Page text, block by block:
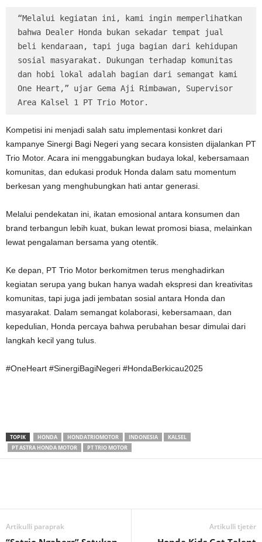
“Melalui kegiatan ini, kami ingin memperlihatkan
bahwa Dealer Honda bukan sekadar tempat jual
beli kendaraan, tapi juga bagian dari kehidupan
sosial masyarakat. Dukungan terhadap komunitas
dan hobi lokal adalah bagian dari semangat kami
One Heart,” ujar Gema Aji Rimbawan, Supervisor
Area Kalsel 1 PT Trio Motor.
Kompetisi ini menjadi salah satu implementasi konkret dari
kampanye Sinergi Bagi Negeri yang secara konsisten dijalankan PT
Trio Motor. Acara ini menggabungkan budaya lokal, kebersamaan
komunitas, dan edukasi produk Honda dalam satu momentum
berkesan yang menghubungkan hati antar generasi.
Melalui pendekatan ini, ikatan emosional antara konsumen dan
brand terbangun lebih kuat, bukan lewat promosi biasa, melainkan
lewat pengalaman bersama yang otentik.
Ke depan, PT Trio Motor berkomitmen terus menghadirkan
kegiatan serupa yang bukan hanya wadah ekspresi dan kreativitas
komunitas, tapi juga jadi jembatan sosial antara Honda dan
masyarakat. Dalam semangat kolaborasi, kebersamaan, dan
kepedulian, Honda percaya bahwa perubahan besar dimulai dari
langkah kecil yang tulus.
#OneHeart #SinergiBagiNegeri #HondaBerkicau2025
TOPIK HONDA HONDATRIOMOTOR INDONESIA
KALSEL
PT ASTRA HONDA MOTOR
PT TRIO MOTOR
Artikulli paraprak Artikulli tjetër